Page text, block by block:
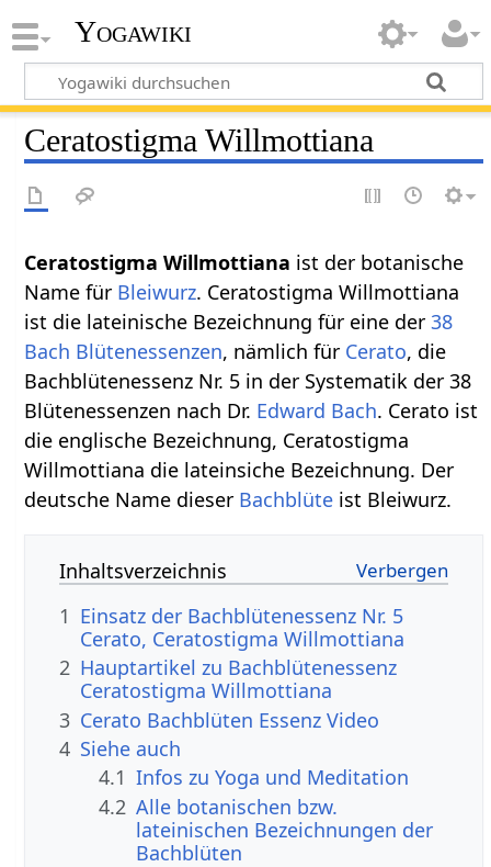
Yogawiki
Ceratostigma Willmottiana
Ceratostigma Willmottiana ist der botanische
Name für Bleiwurz. Ceratostigma Willmottiana
ist die lateinische Bezeichnung für eine der38
Bach Blütenessenzen, nämlich für Cerato, die
Bachblütenessenz Nr. 5 in der Systematik der 38
Blütenessenzen nach Dr. Edward Bach. Cerato ist
die englische Bezeichnung, Ceratostigma
Willmottiana die lateinsiche Bezeichnung. Der
deutsche Name dieser Bachblüte ist Bleiwurz.
Inhaltsverzeichnis
1 Einsatz der Bachblütenessenz Nr. 5
Cerato, Ceratostigma Willmottiana
2 Hauptartikel zu Bachblütenessenz
Ceratostigma Willmottiana
3 Cerato Bachblüten Essenz Video
4 Siehe auch
4.1 Infos zu Yoga und Meditation
4.2 Alle botanischen bzw.
lateinischen Bezeichnungen der
Bachblüten